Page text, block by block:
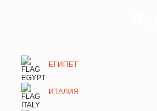
ЕГИПЕТ
ИТАЛИЯ